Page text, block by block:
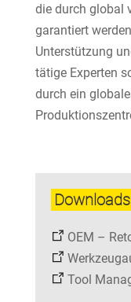
die durch global
garantiert
Unterstützung
tätige Experten
durch ein
OEM –
Tool